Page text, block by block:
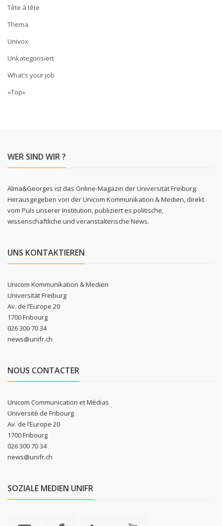
Tête à tête
Thema
Univox
Unkategorisiert
What's your job
«Top»
WER SIND WIR ?
Alma&Georges ist das Online-Magazin der Universität Freiburg.
Herausgegeben von der Unicom Kommunikation & Medien, direkt
vom Puls unserer Institution, publiziert es politische,
wissenschaftliche und veranstalterische News.
UNS KONTAKTIEREN
Unicom Kommunikation & Medien
Universität Freiburg
Av. de l’Europe 20
1700 Fribourg
026 300 70 34
news@unifr.ch
NOUS CONTACTER
Unicom Communication et Médias
Université de Fribourg
Av. de l’Europe 20
1700 Fribourg
026 300 70 34
news@unifr.ch
SOZIALE MEDIEN UNIFR